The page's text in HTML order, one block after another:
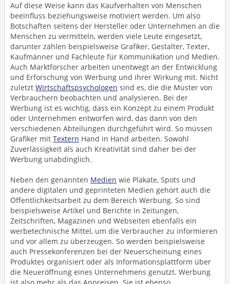
Auf diese Weise kann das Kaufverhalten von Menschen
beeinfluss beziehungsweise motiviert werden. Um also
Botschaften seitens der Hersteller oder Unternehmen an die
Menschen zu vermitteln, werden viele Leute eingesetzt,
darunter zählen beispielsweise Grafiker, Gestalter, Texter,
Kaufmänner und Fachleute für Kommunikation und Medien.
Auch Marktforscher arbeiten unentwegt an der Entwicklung
und Erforschung von Werbung und ihrer Wirkung mit. Nicht
zuletzt Wirtschaftspsychologen sind es, die die Muster von
Verbrauchern beobachten und analysieren. Bei der
Werbung ist es wichtig, dass ein Konzept zu einem Produkt
oder Unternehmen entworfen wird, das dann von den
verschiedenen Abteilungen durchgeführt wird. So müssen
Grafiker mit Textern Hand in Hand arbeiten. Sowohl
Zuverlässigkeit als auch Kreativität sind daher bei der
Werbung unabdinglich.
Neben den genannten Medien wie Plakate, Spots und
andere digitalen und geprinteten Medien gehört auch die
Öffentlichkeitsarbeit zu dem Bereich Werbung. So sind
beispielsweise Artikel und Berichte in Zeitungen,
Zeitschriften, Magazinen und Webseiten ebenfalls ein
werbetechnische Mittel, um die Verbraucher zu informieren
und vor allem zu überzeugen. So werden beispielsweise
auch Pressekonferenzen bei der Neuerscheinung eines
Produktes organisiert oder als Informationsplattform über
die Neueröffnung eines Unternehmens genutzt. Werbung